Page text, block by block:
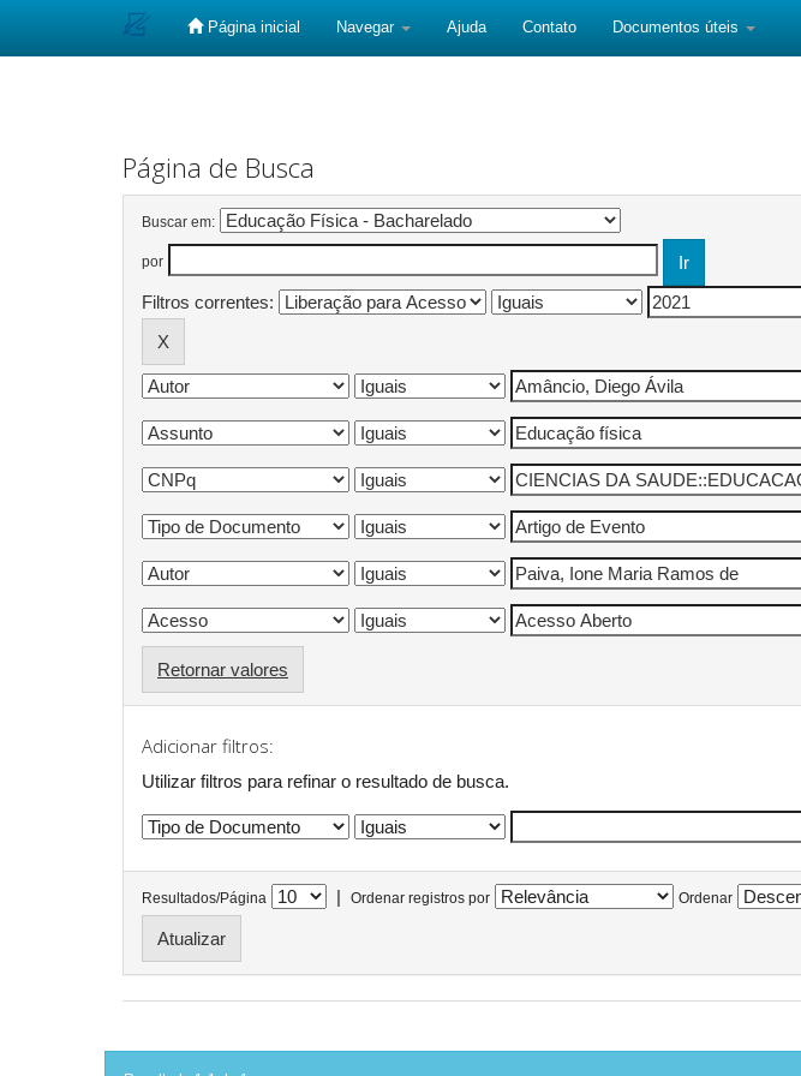
Página inicial Navegar Ajuda Contato Documentos úteis
Página de Busca
Buscar em:
por
Filtros correntes:
Retornar valores
Adicionar filtros:
Utilizar filtros para refinar o resultado de busca.
Resultados/Página | Ordenar registros por Ordenar